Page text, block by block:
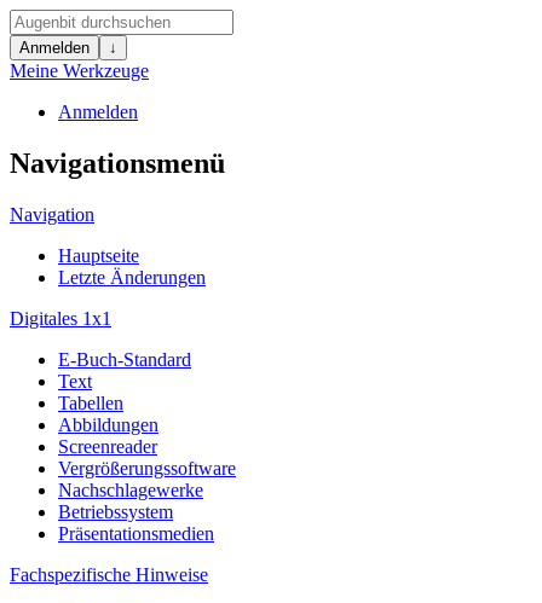
Anmelden ↓
Meine Werkzeuge
Anmelden
Navigationsmenü
Navigation
Hauptseite
Letzte Änderungen
Digitales 1x1
E-Buch-Standard
Text
Tabellen
Abbildungen
Screenreader
Vergrößerungssoftware
Nachschlagewerke
Betriebssystem
Präsentationsmedien
Fachspezifische Hinweise